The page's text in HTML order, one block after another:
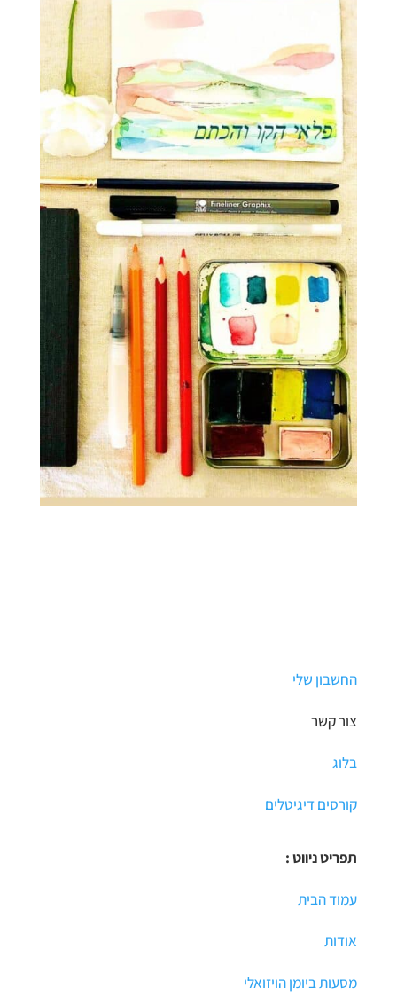
לכל
החיים
החשבון שלי
צור קשר
בלוג
קורסים דיגיטלים
תפריט ניווט :
עמוד הבית
אודות
מסעות ביומן הויזואלי